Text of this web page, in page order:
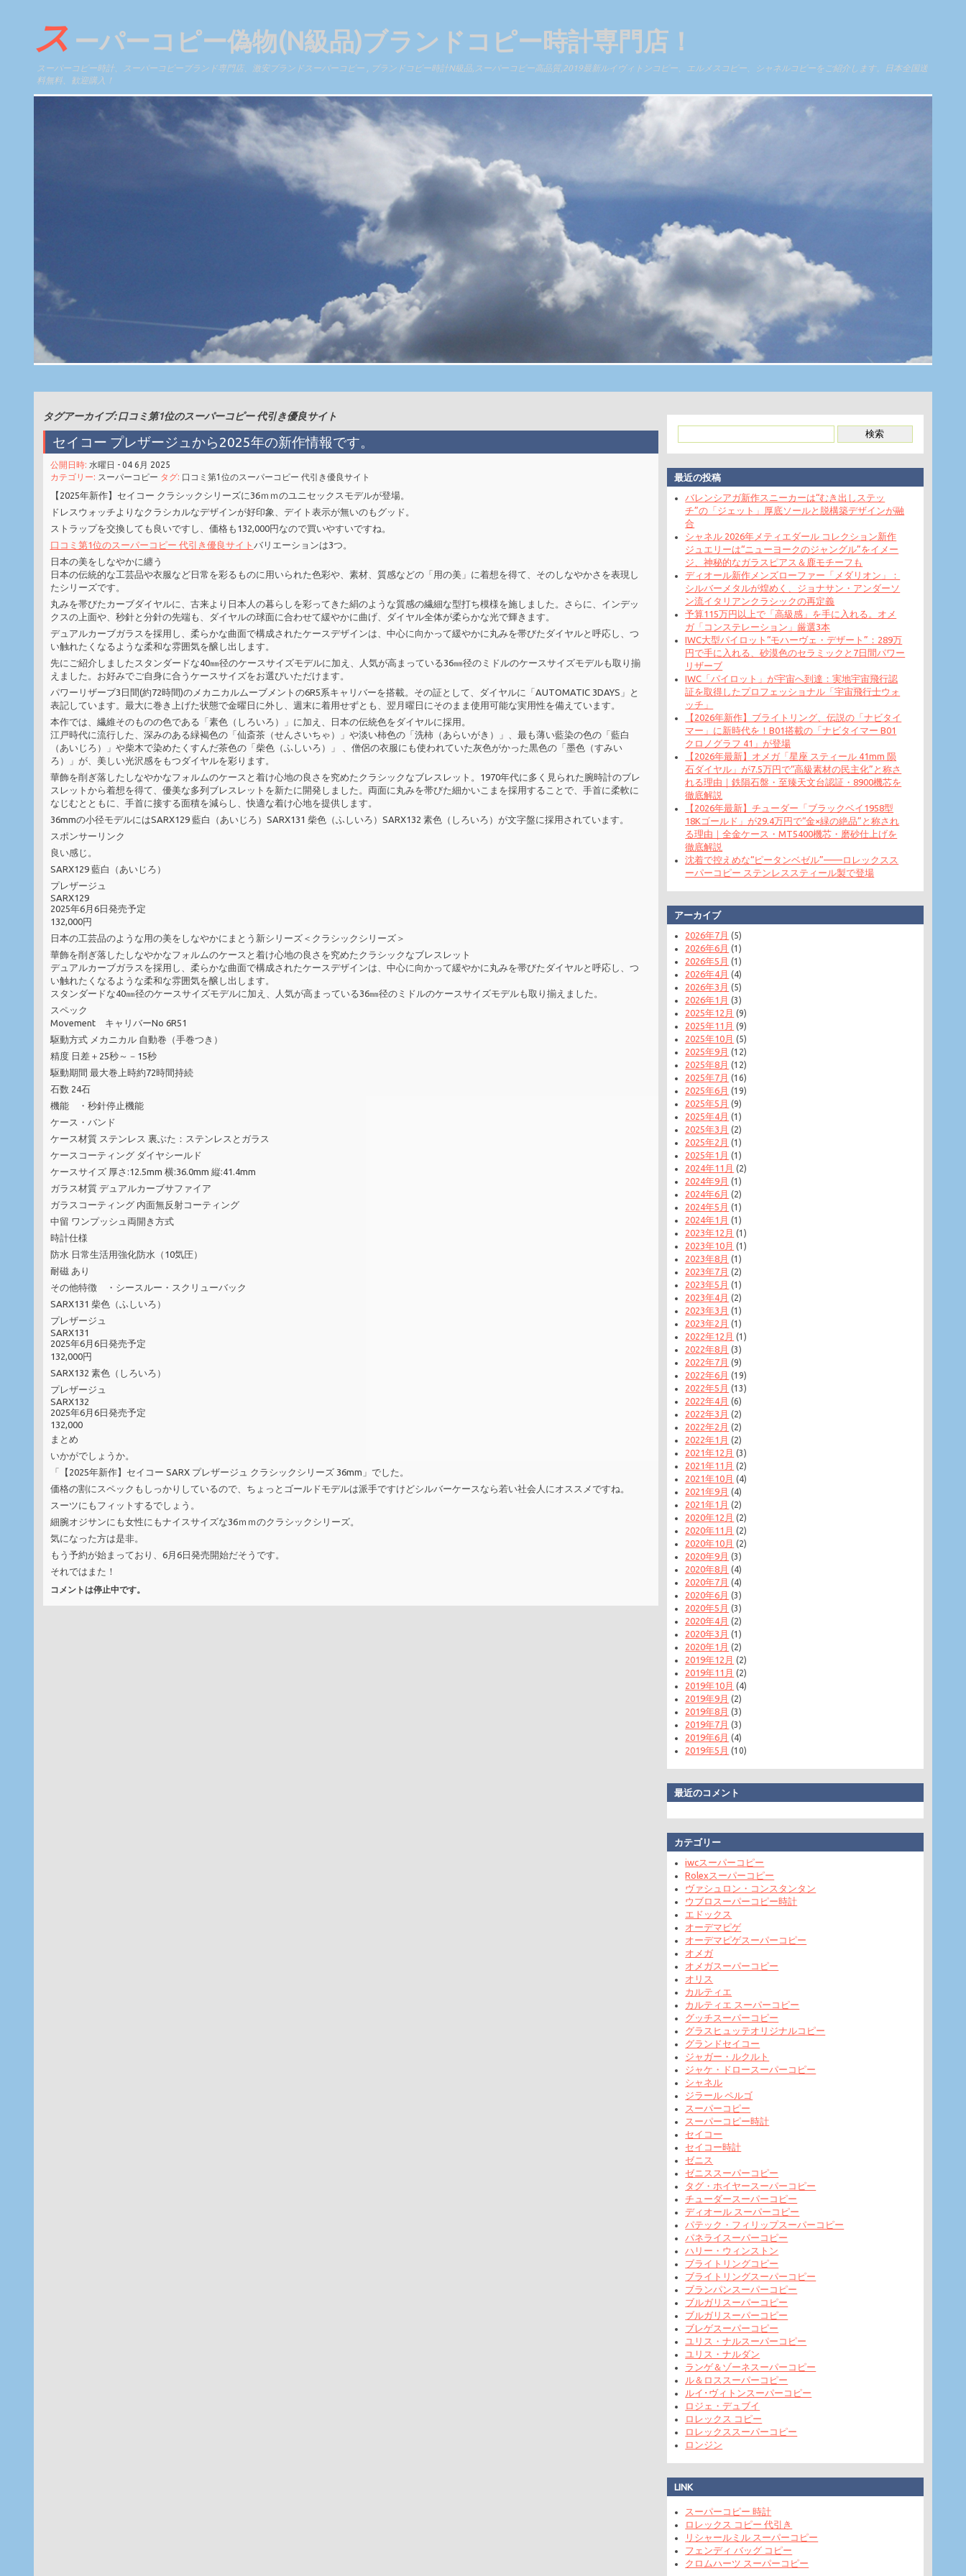
ス ーパーコピー偽物(N級品)ブランドコピー時計専門店！
スーパーコピー時計、スーパーコピーブランド専門店、激安ブランドスーパーコピー , ブランドコピー時計N級品,スーパーコピー高品質,2019最新ルイヴィトンコピー、エルメスコピー、シャネルコピーをご紹介します。日本全国送
料無料、歓迎購入！
タグアーカイブ: 口コミ第1位のスーパーコピー 代引き優良サイト
セイコー プレザージュから2025年の新作情報です。
公開日時: 水曜日 - 04 6月 2025
カテゴリー: スーパーコピー タグ: 口コミ第1位のスーパーコピー 代引き優良サイト
【2025年新作】セイコー クラシックシリーズに36ｍｍのユニセックスモデルが登場。
ドレスウォッチよりなクラシカルなデザインが好印象、デイト表示が無いのもグッド。
ストラップを交換しても良いですし、価格も132,000円なので買いやすいですね。
口コミ第1位のスーパーコピー 代引き優良サイト バリエーションは3つ。
日本の美をしなやかに纏う
日本の伝統的な工芸品や衣服など日常を彩るものに用いられた色彩や、素材、質感などの「用の美」に着想を得て、そのしなやかさを表現し
たシリーズです。
丸みを帯びたカーブダイヤルに、古来より日本人の暮らしを彩ってきた絹のような質感の繊細な型打ち模様を施しました。さらに、インデッ
クスの上面や、秒針と分針の先端も、ダイヤルの球面に合わせて緩やかに曲げ、ダイヤル全体が柔らかな光で輝きます。
デュアルカーブガラスを採用し、柔らかな曲面で構成されたケースデザインは、中心に向かって緩やかに丸みを帯びたダイヤルと呼応し、つ
い触れたくなるような柔和な雰囲気を醸し出します。
先にご紹介しましたスタンダードな40㎜径のケースサイズモデルに加え、人気が高まっている36㎜径のミドルのケースサイズモデルも取り揃
えました。お好みでご自身に合うケースサイズをお選びいただけます。
パワーリザーブ3日間(約72時間)のメカニカルムーブメントの6R5系キャリバーを搭載。その証として、ダイヤルに「AUTOMATIC 3DAYS」と
表記しています。最大に巻き上げた状態で金曜日に外し、週末に着用せずとも、翌月曜日にそのまま使用可能な実用性を備えています。
本作では、繊維そのものの色である「素色（しろいろ）」に加え、日本の伝統色をダイヤルに採用。
江戸時代に流行した、深みのある緑褐色の「仙斎茶（せんさいちゃ）」や淡い柿色の「洗柿（あらいがき）」、最も薄い藍染の色の「藍白
（あいじろ）」や柴木で染めたくすんだ茶色の「柴色（ふしいろ）」 、僧侶の衣服にも使われていた灰色がかった黒色の「墨色（すみい
ろ）」が、美しい光沢感をもつダイヤルを彩ります。
華飾を削ぎ落したしなやかなフォルムのケースと着け心地の良さを究めたクラシックなブレスレット。1970年代に多く見られた腕時計のブレ
スレットから着想を得て、優美な多列ブレスレットを新たに開発しました。両面に丸みを帯びた細かいこまを採用することで、手首に柔軟に
なじむとともに、手首に接する面積を減らし、快適な着け心地を提供します。
36mmの小径モデルにはSARX129 藍白（あいじろ）SARX131 柴色（ふしいろ）SARX132 素色（しろいろ）が文字盤に採用されています。
スポンサーリンク
良い感じ。
SARX129 藍白（あいじろ）
プレザージュ
SARX129
2025年6月6日発売予定
132,000円
日本の工芸品のような用の美をしなやかにまとう新シリーズ＜クラシックシリーズ＞
華飾を削ぎ落したしなやかなフォルムのケースと着け心地の良さを究めたクラシックなブレスレット
デュアルカーブガラスを採用し、柔らかな曲面で構成されたケースデザインは、中心に向かって緩やかに丸みを帯びたダイヤルと呼応し、つ
い触れたくなるような柔和な雰囲気を醸し出します。
スタンダードな40㎜径のケースサイズモデルに加え、人気が高まっている36㎜径のミドルのケースサイズモデルも取り揃えました。
スペック
Movement キャリバーNo 6R51
駆動方式 メカニカル 自動巻（手巻つき）
精度 日差＋25秒～－15秒
駆動期間 最大巻上時約72時間持続
石数 24石
機能 ・秒針停止機能
ケース・バンド
ケース材質 ステンレス 裏ぶた：ステンレスとガラス
ケースコーティング ダイヤシールド
ケースサイズ 厚さ:12.5mm 横:36.0mm 縦:41.4mm
ガラス材質 デュアルカーブサファイア
ガラスコーティング 内面無反射コーティング
中留 ワンプッシュ両開き方式
時計仕様
防水 日常生活用強化防水（10気圧）
耐磁 あり
その他特徴 ・シースルー・スクリューバック
SARX131 柴色（ふしいろ）
プレザージュ
SARX131
2025年6月6日発売予定
132,000円
SARX132 素色（しろいろ）
プレザージュ
SARX132
2025年6月6日発売予定
132,000
まとめ
いかがでしょうか。
「【2025年新作】セイコー SARX プレザージュ クラシックシリーズ 36mm」でした。
価格の割にスペックもしっかりしているので、ちょっとゴールドモデルは派手ですけどシルバーケースなら若い社会人にオススメですね。
スーツにもフィットするでしょう。
細腕オジサンにも女性にもナイスサイズな36ｍｍのクラシックシリーズ。
気になった方は是非。
もう予約が始まっており、6月6日発売開始だそうです。
それではまた！
コメントは停止中です。
最近の投稿
バレンシアガ新作スニーカーは“むき出しステッ
チ”の「ジェット」厚底ソールと脱構築デザインが融
合
シャネル 2026年メティエダール コレクション新作
ジュエリーは“ニューヨークのジャングル”をイメー
ジ、神秘的なガラスピアス＆鹿モチーフも
ディオール新作メンズローファー「メダリオン」：
シルバーメタルが煌めく、ジョナサン・アンダーソ
ン流イタリアンクラシックの再定義
予算115万円以上で「高級感」を手に入れる。オメ
ガ「コンステレーション」厳選3本
IWC大型パイロット“モハーヴェ・デザート”：289万
円で手に入れる、砂漠色のセラミックと7日間パワー
リザーブ
IWC「パイロット」が宇宙へ到達：実地宇宙飛行認
証を取得したプロフェッショナル「宇宙飛行士ウォ
ッチ」
【2026年新作】ブライトリング、伝説の「ナビタイ
マー」に新時代を！B01搭載の「ナビタイマー B01
クロノグラフ 41」が登場
【2026年最新】オメガ「星座 スティール 41mm 陨
石ダイヤル」が7.5万円で“高級素材の民主化”と称さ
れる理由｜鉄隕石盤・至臻天文台認証・8900機芯を
徹底解説
【2026年最新】チューダー「ブラックベイ1958型
18Kゴールド」が29.4万円で“金×緑の絶品”と称され
る理由｜全金ケース・MT5400機芯・磨砂仕上げを
徹底解説
沈着で控えめな“ピータンベゼル”——ロレックスス
ーパーコピー ステンレススティール製で登場
アーカイブ
2026年7月 (5)
2026年6月 (1)
2026年5月 (1)
2026年4月 (4)
2026年3月 (5)
2026年1月 (3)
2025年12月 (9)
2025年11月 (9)
2025年10月 (5)
2025年9月 (12)
2025年8月 (12)
2025年7月 (16)
2025年6月 (19)
2025年5月 (9)
2025年4月 (1)
2025年3月 (2)
2025年2月 (1)
2025年1月 (1)
2024年11月 (2)
2024年9月 (1)
2024年6月 (2)
2024年5月 (1)
2024年1月 (1)
2023年12月 (1)
2023年10月 (1)
2023年8月 (1)
2023年7月 (2)
2023年5月 (1)
2023年4月 (2)
2023年3月 (1)
2023年2月 (1)
2022年12月 (1)
2022年8月 (3)
2022年7月 (9)
2022年6月 (19)
2022年5月 (13)
2022年4月 (6)
2022年3月 (2)
2022年2月 (2)
2022年1月 (2)
2021年12月 (3)
2021年11月 (2)
2021年10月 (4)
2021年9月 (4)
2021年1月 (2)
2020年12月 (2)
2020年11月 (2)
2020年10月 (2)
2020年9月 (3)
2020年8月 (4)
2020年7月 (4)
2020年6月 (3)
2020年5月 (3)
2020年4月 (2)
2020年3月 (1)
2020年1月 (2)
2019年12月 (2)
2019年11月 (2)
2019年10月 (4)
2019年9月 (2)
2019年8月 (3)
2019年7月 (3)
2019年6月 (4)
2019年5月 (10)
最近のコメント
カテゴリー
iwcスーパーコピー
Rolexスーパーコピー
ヴァシュロン・コンスタンタン
ウブロスーパーコピー時計
エドックス
オーデマピゲ
オーデマピゲスーパーコピー
オメガ
オメガスーパーコピー
オリス
カルティエ
カルティエ スーパーコピー
グッチスーパーコピー
グラスヒュッテオリジナルコピー
グランドセイコー
ジャガー・ルクルト
ジャケ・ドロースーパーコピー
シャネル
ジラール ペルゴ
スーパーコピー
スーパーコピー時計
セイコー
セイコー時計
ゼニス
ゼニススーパーコピー
タグ・ホイヤースーパーコピー
チューダースーパーコピー
ディオール スーパーコピー
パテック・フィリップスーパーコピー
パネライスーパーコピー
ハリー・ウィンストン
ブライトリングコピー
ブライトリングスーパーコピー
ブランパンスーパーコピー
ブルガリスーパーコピー
ブルガリスーパーコピー
ブレゲスーパーコピー
ユリス・ナルスーパーコピー
ユリス・ナルダン
ランゲ＆ゾーネスーパーコピー
ル＆ロススーパーコピー
ルイ･ヴィトンスーパーコピー
ロジェ・デュブイ
ロレックス コピー
ロレックススーパーコピー
ロンジン
LINK
スーパーコピー 時計
ロレックス コピー 代引き
リシャールミル スーパーコピー
フェンディ バッグ コピー
クロムハーツ スーパーコピー